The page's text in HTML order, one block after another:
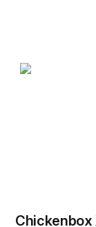
Chickenbox